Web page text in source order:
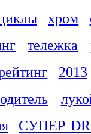
хром
тележка
2013
СУПЕР